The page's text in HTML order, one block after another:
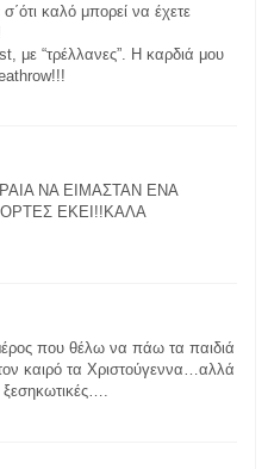
καλό μπορεί να έχετε
με “τρέλλανες”. Η καρδιά μου
ΝΑ ΕΙΜΑΣΤΑΝ ΕΝΑ
ΕΚΕΙ!!ΚΑΛΑ
που θέλω να πάω τα παιδιά
καιρό τα Χριστούγεννα…αλλά
ξεσηκωτικές….